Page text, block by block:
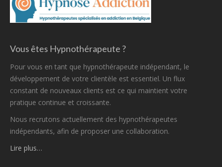
Vous êtes Hypnothérapeute ?
Pour vous en tant que hypnothérapeute indépendant, le
développement de votre clientèle est essentiel. Un flux
constant de nouveaux clients est ce qui maintient votre
pratique continue et croissante.
Nous recrutons actuellement des hypnothérapeutes
indépendants, afin de proposer une collaboration.
Lire plus…